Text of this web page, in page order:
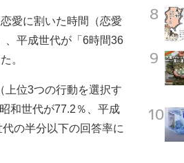
愛に割いた時間（恋愛
、平成世代が「6時間36
。
上位3つの行動を選択す
和世代が77.2％、平成
の半分以下の回答率に